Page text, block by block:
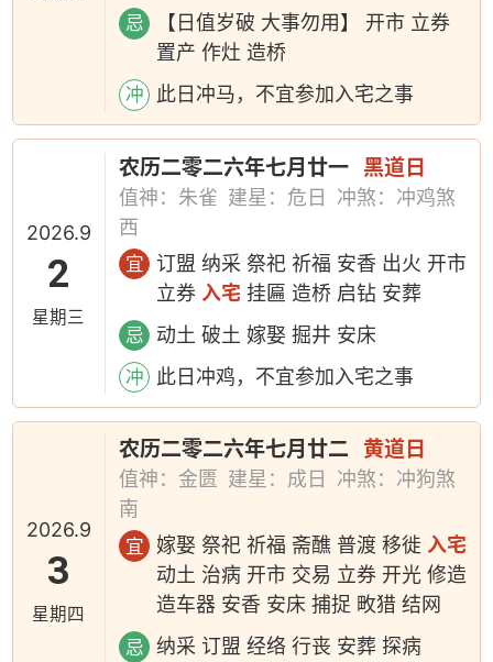
忌
【日值岁破 大事勿用】 开市 立券
置产 作灶 造桥
冲 此日冲马，不宜参加入宅之事
2026.9
2
星期三
农历二零二六年七月廿一 黑道日
值神：朱雀 建星：危日
冲煞：冲鸡煞
西
宜
订盟 纳采 祭祀 祈福 安香 出火 开市
立券 入宅 挂匾 造桥 启钻 安葬
忌 动土 破土 嫁娶 掘井 安床
冲 此日冲鸡，不宜参加入宅之事
2026.9
3
星期四
农历二零二六年七月廿二 黄道日
值神：金匮 建星：成日
冲煞：冲狗煞
南
宜 嫁娶 祭祀 祈福 斋醮 普渡 移徙入宅
动土 治病 开市 交易 立券 开光 修造
造车器 安香 安床 捕捉 畋猎 结网
忌 纳采 订盟 经络 行丧 安葬 探病